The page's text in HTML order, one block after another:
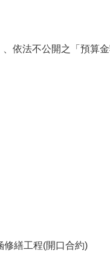
依法不公開之「預算
修繕工程(開口合約)